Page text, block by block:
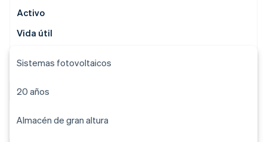
Activo
Vida útil
Sistemas fotovoltaicos
20 años
Almacén de gran altura